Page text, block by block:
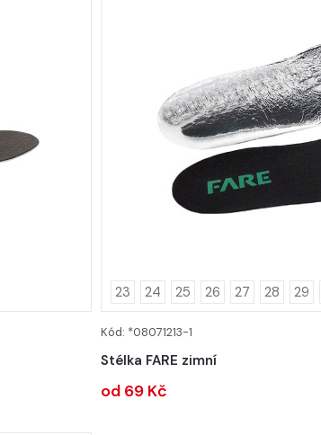
23 24 25 26 27 28 29
Kód: *08071213-1
Stélka FARE zimní
od 69 Kč